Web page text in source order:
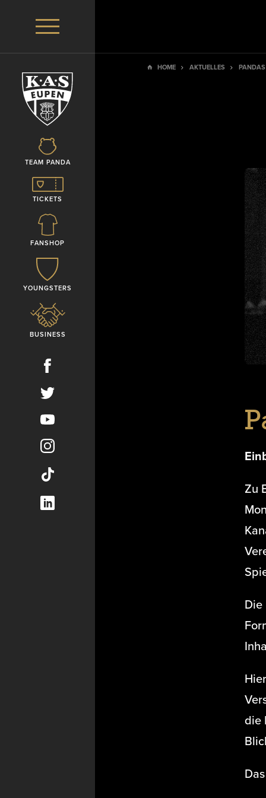
TEAM PANDA
TICKETS
FANSHOP
YOUNGSTERS
BUSINESS
HOME AKTUELLES
Zu
Die
die